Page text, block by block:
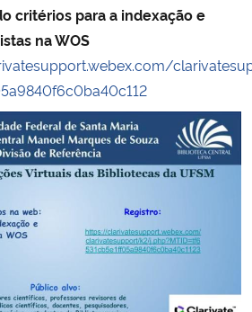
critérios para a indexação e
na WOS